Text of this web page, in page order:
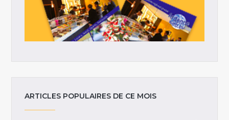
ARTICLES POPULAIRES DE CE MOIS